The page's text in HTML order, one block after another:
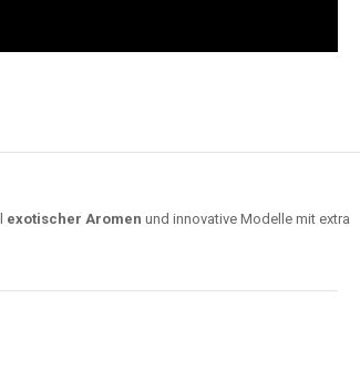
exotischer Aromen und innovative Modelle mit extra